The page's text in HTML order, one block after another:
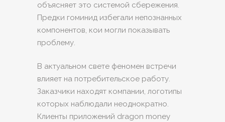
объясняет это системой сбережения.
Предки гоминид избегали непознанных
компонентов, кои могли показывать
проблему.
В актуальном свете феномен встречи
влияет на потребительское работу.
Заказчики находят компании, логотипы
которых наблюдали неоднократно.
Клиенты приложений dragon money